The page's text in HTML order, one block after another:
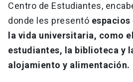
Centro de Estudiantes,
donde les presentó espacios
la vida universitaria, como
estudiantes, la biblioteca y
alojamiento y alimentación.